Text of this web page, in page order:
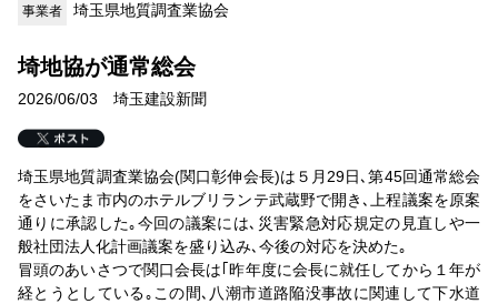
事業者 埼玉県地質調査業協会
埼地協が通常総会
2026/06/03 埼玉建設新聞
埼玉県地質調査業協会(関口彰伸会長)は５月29日､第45回通常総会
をさいたま市内のホテルブリランテ武蔵野で開き､上程議案を原案
通りに承認した｡今回の議案には､災害緊急対応規定の見直しや一
般社団法人化計画議案を盛り込み､今後の対応を決めた｡
冒頭のあいさつで関口会長は｢昨年度に会長に就任してから１年が
経とうとしている｡この間､八潮市道路陥没事故に関連して下水道